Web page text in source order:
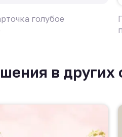
голубое
в других